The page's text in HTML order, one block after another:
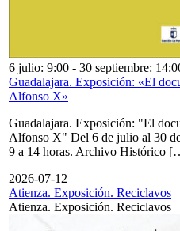
6 julio: 9:00 - 30 septiembre:
Guadalajara. Exposición: «El
Alfonso X»
Guadalajara. Exposición: "El
Alfonso X" Del 6 de julio al 30
9 a 14 horas. Archivo Histórico
2026-07-12
Atienza. Exposición. Reciclavos
Atienza. Exposición. Reciclavos